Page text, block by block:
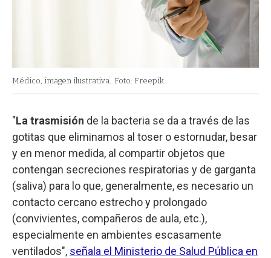
Médico, imagen ilustrativa. Foto: Freepik.
"La trasmisión de la bacteria se da a través de las
gotitas que eliminamos al toser o estornudar, besar
y en menor medida, al compartir objetos que
contengan secreciones respiratorias y de garganta
(saliva) para lo que, generalmente, es necesario un
contacto cercano estrecho y prolongado
(convivientes, compañeros de aula, etc.),
especialmente en ambientes escasamente
ventilados", señala el Ministerio de Salud Pública en